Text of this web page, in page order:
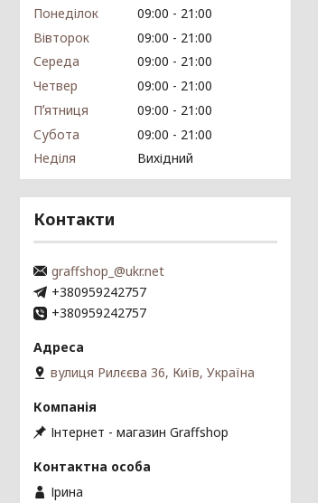
Понеділок 09:00
21:00
Вівторок
09:00
21:00
Середа
09:00
21:00
Четвер
09:00
21:00
Пʼятниця
09:00
21:00
Субота
09:00
21:00
Неділя
Вихідний
Контакти
graffshop_@ukr.net
+380959242757
+380959242757
вулиця Рилєєва 36, Київ, Україна
Інтернет - магазин Graffshop
Ірина